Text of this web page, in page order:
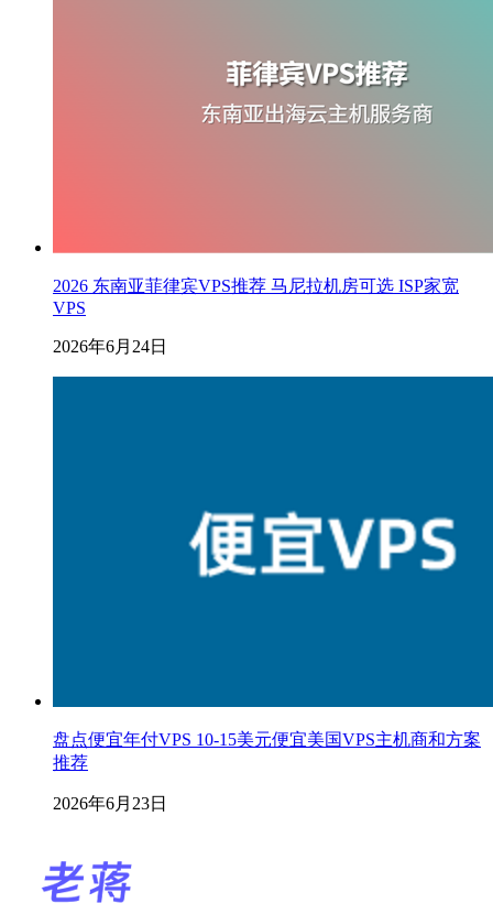
2026 东南亚菲律宾VPS推荐 马尼拉机房可选 ISP家宽
VPS
2026年6月24日
盘点便宜年付VPS 10-15美元便宜美国VPS主机商和方案
推荐
2026年6月23日